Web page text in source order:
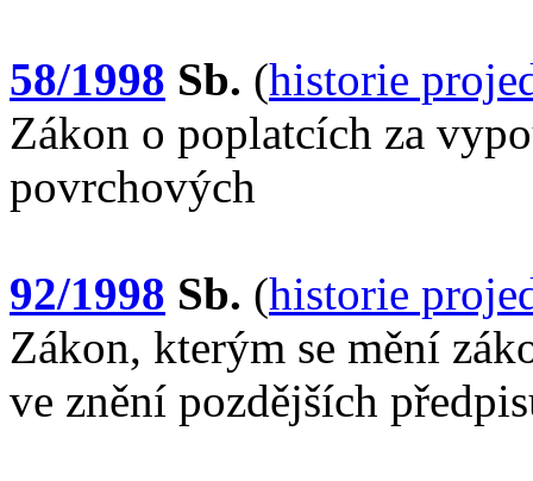
58/1998 Sb. (historie
Zákon o poplatcích za
povrchových
92/1998 Sb. (historie
Zákon, kterým se mění
ve znění pozdějších